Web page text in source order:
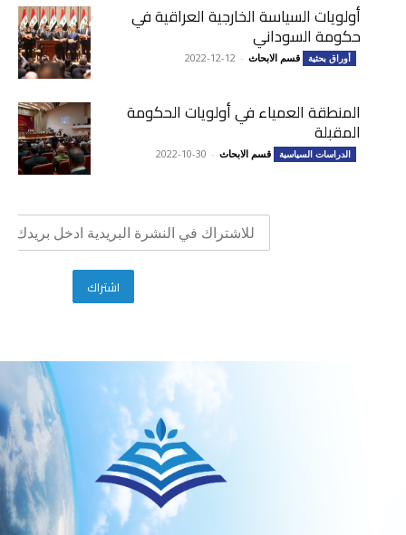
أولويات السياسة الخارجية العراقية في
حكومة السوداني
أوراق بحثية قسم الابحاث -
2022-12-12
المنطقة العمياء في أولويات الحكومة
المقبلة
الدراسات السياسية قسم الابحاث -
2022-10-30